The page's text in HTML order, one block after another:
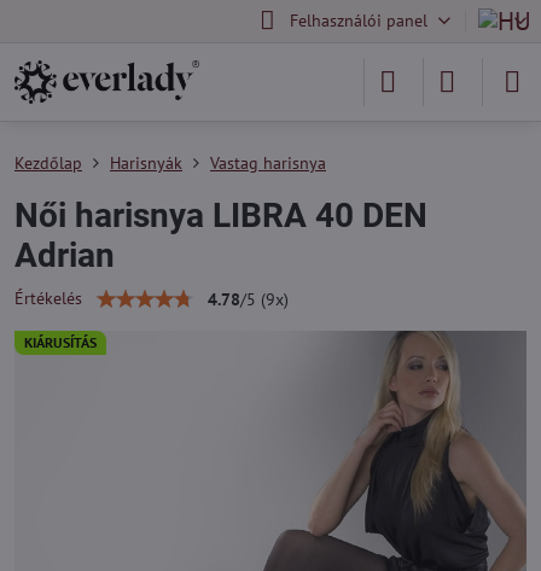
Felhasználói panel
KIÁRUSÍTÁS
Kezdőlap Harisnyák Vastag harisnya
Női harisnya LIBRA 40 DEN
Adrian
Értékelés 4.78/5 (9x)